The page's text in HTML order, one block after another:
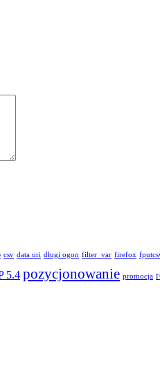
csv data uri długi ogon filter_var firefox
5.4 pozycjonowanie promocja